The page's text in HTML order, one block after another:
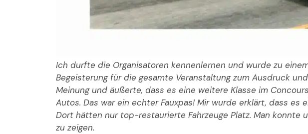
Ich durfte die Organisatoren kennenlernen und wurde zu
Begeisterung für die gesamte Veranstaltung zum Ausdruck
Meinung und äußerte, dass es eine weitere Klasse im
Autos. Das war ein echter Fauxpas! Mir wurde erklärt, dass
Dort hätten nur top-restaurierte Fahrzeuge Platz. Man konnte
zu zeigen.